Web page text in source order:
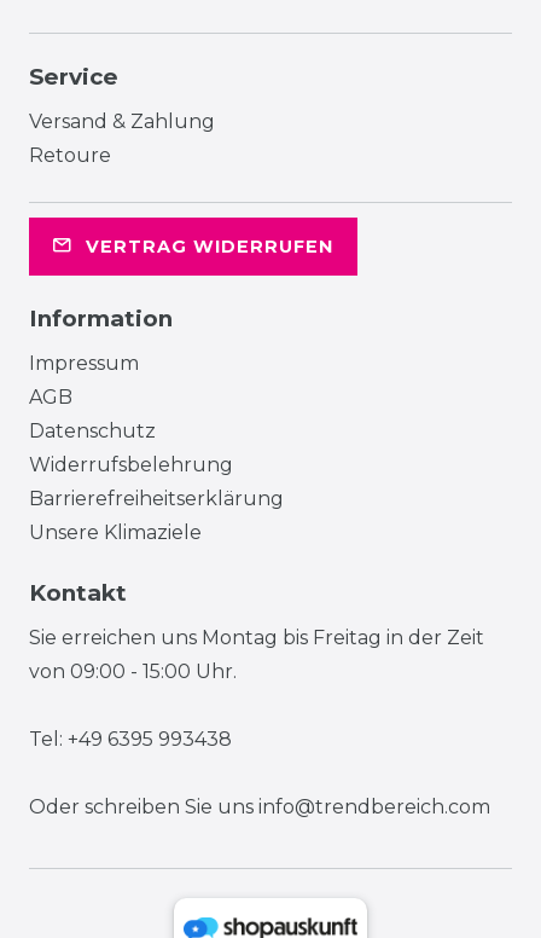
Service
Versand & Zahlung
Retoure
VERTRAG WIDERRUFEN
Information
Impressum
AGB
Datenschutz
Widerrufsbelehrung
Barrierefreiheitserklärung
Unsere Klimaziele
Kontakt
Sie erreichen uns Montag bis Freitag in der Zeit
von 09:00 - 15:00 Uhr.
Tel: +49 6395 993438
Oder schreiben Sie uns info@trendbereich.com